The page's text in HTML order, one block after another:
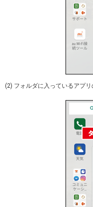
(2) フォルダに入っているアプ